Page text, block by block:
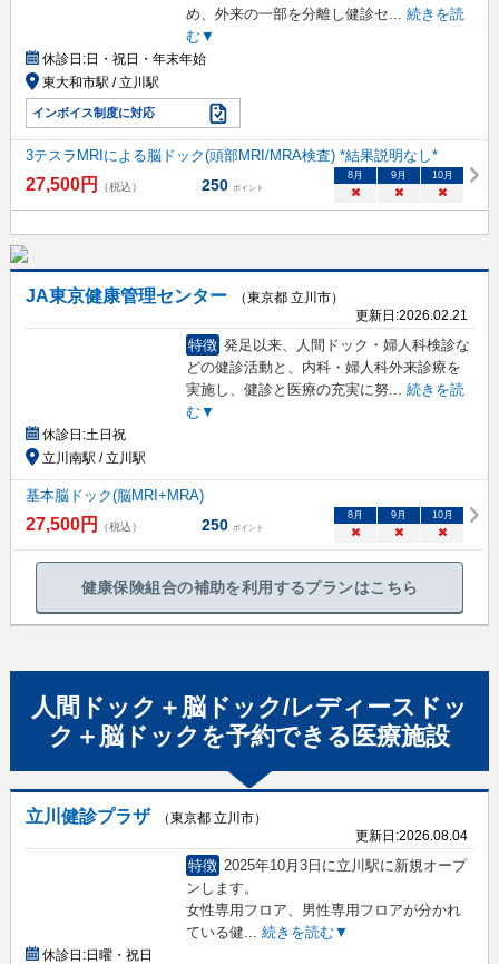
め、外来の一部を分離し健診セ
続きを読
む▼
休診日:日・祝日・年末年始
東大和市駅 / 立川駅
インボイス制度に対応
3テスラMRIによる脳ドック(頭部MRI/MRA検査) *結果説明なし*
27,500円 （税込） 250 ポイント
8 月 9 月 10月
× × ×
JA東京健康管理センター
（東京都 立川市）
更新日:2026.02.21
特徴 発足以来、人間ドック・婦人科検診な
どの健診活動と、内科・婦人科外来診療を
実施し、健診と医療の充実に努
続きを読
む▼
休診日:土日祝
立川南駅 / 立川駅
基本脳ドック(脳MRI+MRA)
27,500円 （税込） 250 ポイント
8 月 9 月 10月
× × ×
健康保険組合の補助を利用するプランはこちら
人間ドック＋脳ドック/レディースドッ
ク＋脳ドック を予約できる 医療施設
立川健診プラザ
（東京都 立川市）
更新日:2026.08.04
特徴 2025年10月3日に立川駅に新規オープ
ンします。
女性専用フロア、男性専用フロアが分かれ
ている健
続きを読む▼
休診日:日曜・祝日